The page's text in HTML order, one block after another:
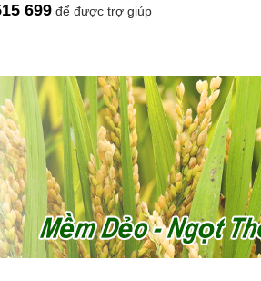
699 để được trợ giúp